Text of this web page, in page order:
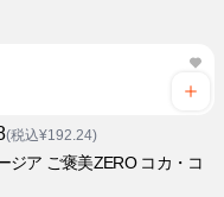
(税込¥192.24)
ジア ご褒美ZERO コカ・コ